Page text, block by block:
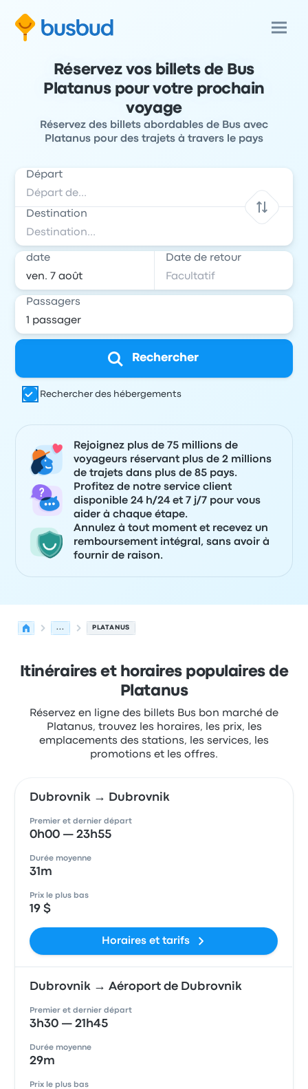
Réservez vos billets de Bus
Platanus pour votre prochain
voyage
Réservez des billets abordables de Bus avec
Platanus pour des trajets à travers le pays
Départ
Destination
date Date de retour
Passagers
Rechercher
Rechercher des hébergements
Rejoignez plus de 75 millions de
voyageurs réservant plus de 2 millions
de trajets dans plus de 85 pays.
Profitez de notre service client
disponible 24 h/24 et 7 j/7 pour vous
aider à chaque étape.
Annulez à tout moment et recevez un
remboursement intégral, sans avoir à
fournir de raison.
... PLATANUS
Itinéraires et horaires populaires de
Platanus
Réservez en ligne des billets Bus bon marché de
Platanus, trouvez les horaires, les prix, les
emplacements des stations, les services, les
promotions et les offres.
Dubrovnik → Dubrovnik
Premier et dernier départ
0h00 — 23h55
Durée moyenne
31m
Prix le plus bas
19 $
Horaires et tarifs
Dubrovnik → Aéroport de Dubrovnik
Premier et dernier départ
3h30 — 21h45
Durée moyenne
29m
Prix le plus bas